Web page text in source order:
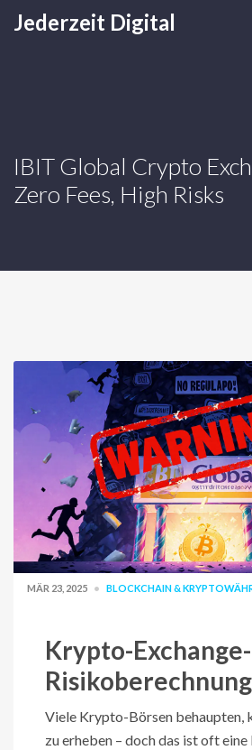
Jederzeit Digital
IBIT Global Crypto
Zero Fees, High Risks
MÄR 23, 2025 BLOCKCHAIN &
Krypto-Exchange-
Risikoberechnung
Viele Krypto-Börsen behaupten,
zu erheben – doch das ist oft eine